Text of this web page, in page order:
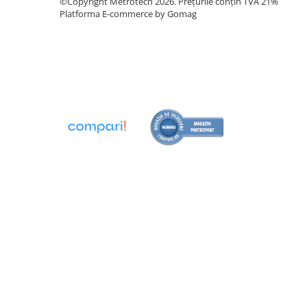
Cantare si dinamometre industriale
Dinamometre
Platforma E-commerce by Gomag